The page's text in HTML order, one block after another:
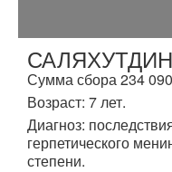
Сумма сбора 234
Возраст: 7 лет.
Диагноз:
герпетического
степени.